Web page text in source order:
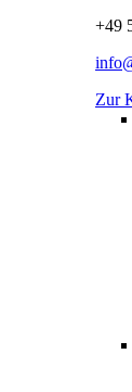
+49
Zur